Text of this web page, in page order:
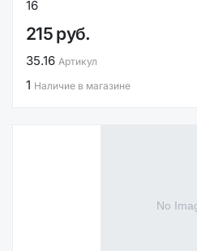
16
215 руб.
35.16 Артикул
1 Наличие в магазине